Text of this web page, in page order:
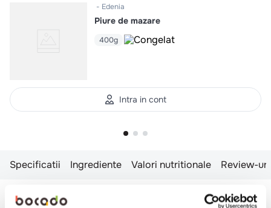
Edenia
Piure de mazare
400g
Intra in cont
Specificatii Ingrediente Valori nutritionale Review-uri
Specificatii